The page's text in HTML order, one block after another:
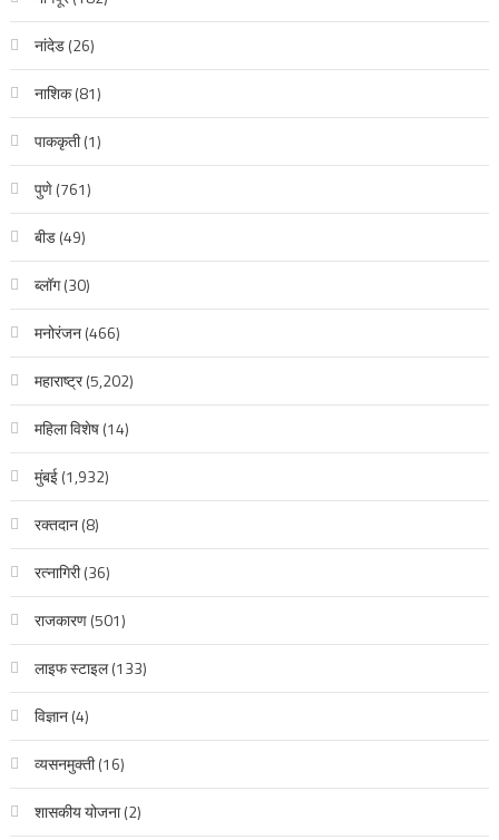
नांदेड(26)
नाशिक(81)
पाककृती(1)
पुणे(761)
बीड(49)
ब्लॉग(30)
मनोरंजन(466)
महाराष्ट्र(5,202)
महिला विशेष(14)
मुंबई(1,932)
रक्‍तदान(8)
रत्नागिरी(36)
राजकारण(501)
लाइफ स्टाइल(133)
विज्ञान(4)
व्यसनमुक्ती(16)
शासकीय योजना(2)